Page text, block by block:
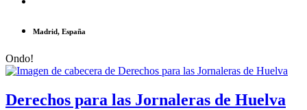
Madrid, España
Ondo!
Derechos para las Jornaleras de Huelva